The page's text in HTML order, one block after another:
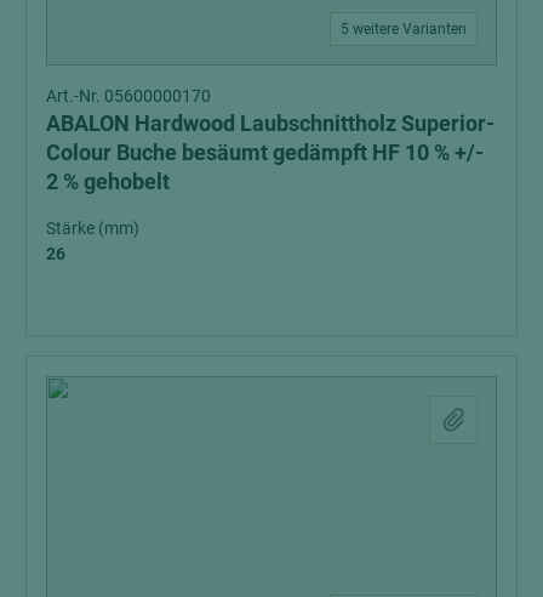
5 weitere Varianten
Art.-Nr. 05600000170
ABALON Hardwood Laubschnittholz Superior-
Colour Buche besäumt gedämpft HF 10 % +/-
2 % gehobelt
Stärke (mm)
26